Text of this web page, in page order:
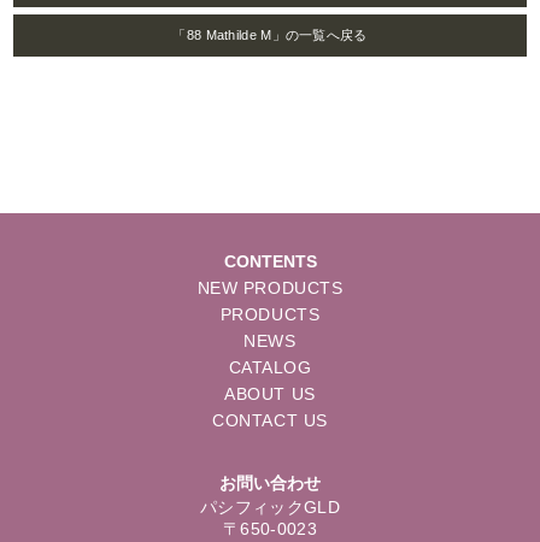
「88 Mathilde M」の一覧へ戻る
CONTENTS
NEW PRODUCTS
PRODUCTS
NEWS
CATALOG
ABOUT US
CONTACT US
お問い合わせ
パシフィックGLD
〒650-0023